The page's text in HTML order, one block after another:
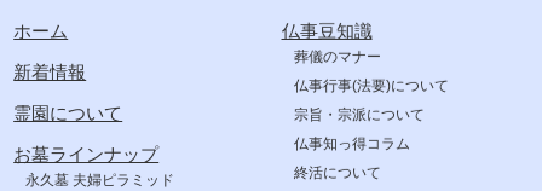
ホーム
新着情報
霊園について
お墓ラインナップ
永久墓 夫婦ピラミッド
仏事豆知識
葬儀のマナー
仏事行事(法要)について
宗旨・宗派について
仏事知っ得コラム
終活について